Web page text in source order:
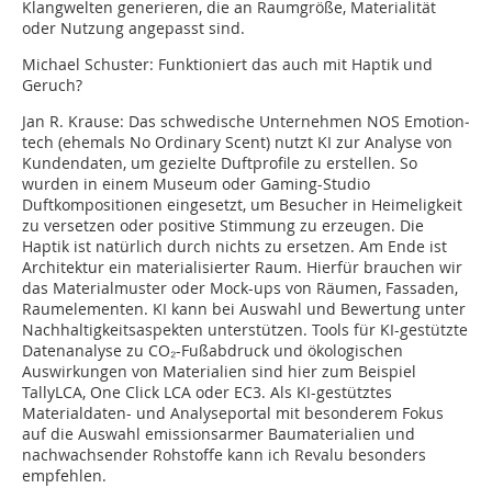
Klangwelten generieren, die an Raumgröße, Materialität
oder Nutzung angepasst sind.
Michael Schuster: Funktioniert das auch mit Haptik und
Geruch?
Jan R. Krause: Das schwedische Unternehmen NOS Emotion­
tech (ehemals No Ordinary Scent) nutzt KI zur Analyse von
Kundendaten, um gezielte Duftprofile zu erstellen. So
wurden in einem Museum oder Gaming-Studio
Duftkompositionen eingesetzt, um Besucher in Heimeligkeit
zu versetzen oder positive Stimmung zu erzeugen. Die
Haptik ist natürlich durch nichts zu ersetzen. Am Ende ist
Architektur ein materialisierter Raum. Hierfür brauchen wir
das Materialmuster oder Mock-ups von Räumen, Fassaden,
Raumelementen. KI kann bei Auswahl und Bewertung unter
Nachhaltigkeitsaspekten unterstützen. Tools für KI-gestützte
Datenanalyse zu CO₂-Fußabdruck und ökologischen
Auswirkungen von Materialien sind hier zum Beispiel
TallyLCA, One Click LCA oder EC3. Als KI-gestütztes
Materialdaten- und Analyseportal mit besonderem Fokus
auf die Auswahl emissionsarmer Baumaterialien und
nachwachsender Rohstoffe kann ich Revalu besonders
empfehlen.